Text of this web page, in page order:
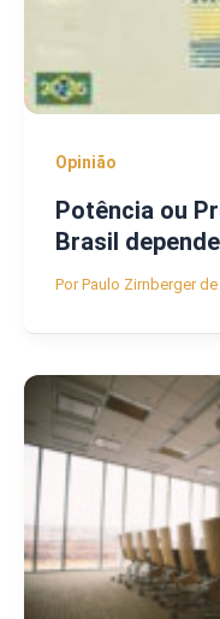
Opinião
Potência ou
Brasil
PorPaulo Zirnberger